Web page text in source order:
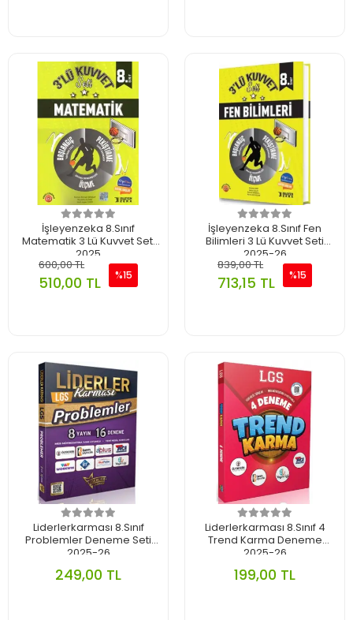
İşleyenzeka 8.Sınıf
Matematik 3 Lü Kuvvet Seti
2025
600,00 TL
510,00 TL %15
İşleyenzeka 8.Sınıf Fen
Bilimleri 3 Lü Kuvvet Seti
2025-26
839,00 TL
713,15 TL %15
Liderlerkarması 8.Sınıf
Problemler Deneme Seti
2025-26
249,00 TL
Liderlerkarması 8.Sınıf 4
Trend Karma Deneme
2025-26
199,00 TL